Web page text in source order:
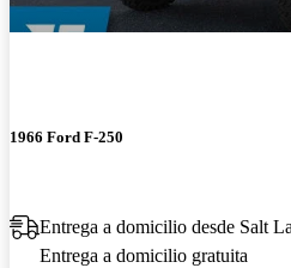
1966 Ford F-250
Entrega a domicilio desde Salt
Entrega a domicilio gratuita